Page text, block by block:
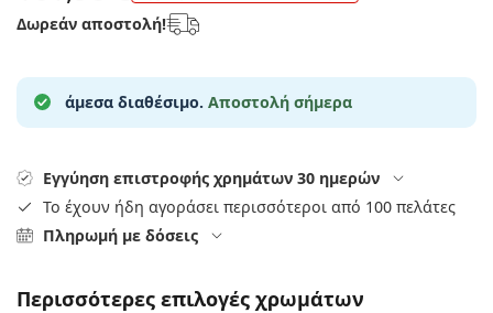
Όλες οι μάρκες
Prada
Όλα τα υγρά φακών
Δωρεάν αποστολή!
άμεσα διαθέσιμο. Αποστολή σήμερα
Εγγύηση επιστροφής χρημάτων 30 ημερών
Το έχουν ήδη αγοράσει περισσότεροι από 100 πελάτες
Πληρωμή με δόσεις
Περισσότερες επιλογές χρωμάτων